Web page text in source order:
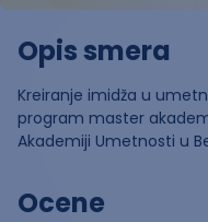
Opis smera
Kreiranje imidža u
program master
Akademiji Umetnosti u
Ocene